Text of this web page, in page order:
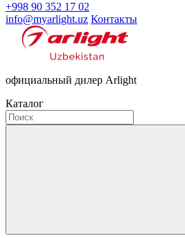
+998 90 352 17 02
info@myarlight.uz Контакты
официальный дилер Arlight
Каталог